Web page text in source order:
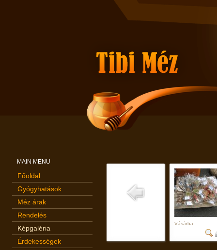
MAIN MENU
Főoldal
Gyógyhatások
Méz árak
Rendelés
Képgaléria
Érdekességek
Vásárba